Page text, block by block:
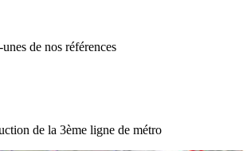
de nos références
de la 3ème ligne de métro